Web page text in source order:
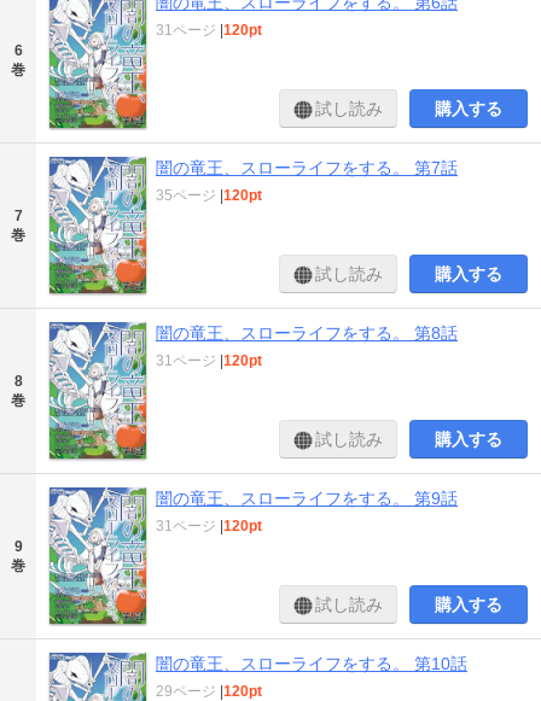
6
巻
31ページ |120pt
試し読み 購入する
7
巻
闇の竜王、スローライフをする。 第7話
35ページ |120pt
試し読み 購入する
8
巻
闇の竜王、スローライフをする。 第8話
31ページ |120pt
試し読み 購入する
9
巻
闇の竜王、スローライフをする。 第9話
31ページ |120pt
試し読み 購入する
闇の竜王、スローライフをする。 第10話
29ページ |120pt